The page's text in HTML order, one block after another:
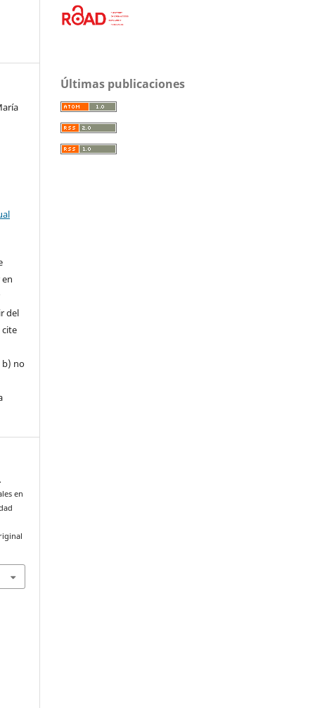
del
cite
b) no
en
Últimas publicaciones